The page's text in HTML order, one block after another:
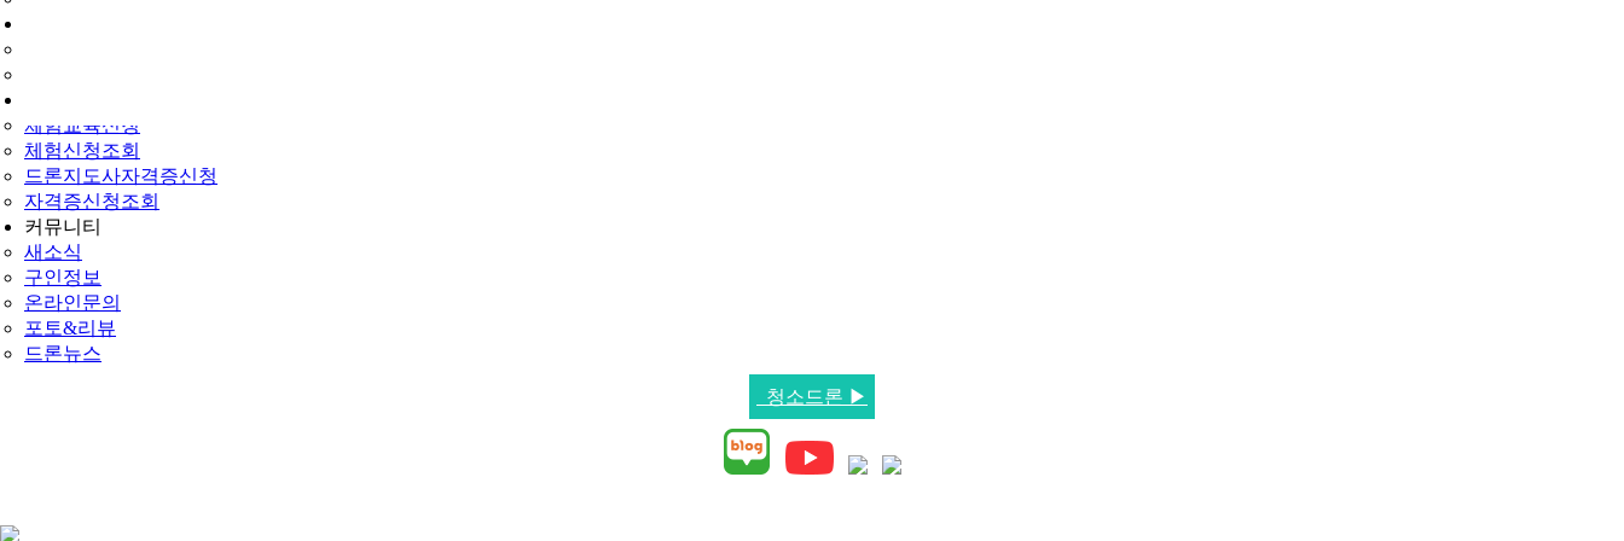
체험교육신청
체험신청조회
드론지도사자격증신청
자격증신청조회
커뮤니티
새소식
구인정보
온라인문의
포토&리뷰
드론뉴스
청소드론 ▶